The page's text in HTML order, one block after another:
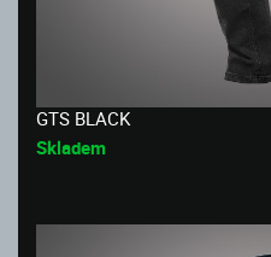
GTS BLACK
Skladem